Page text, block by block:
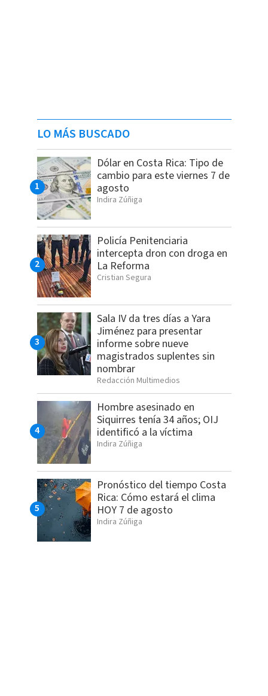
LO MÁS BUSCADO
Dólar en Costa Rica: Tipo de
cambio para este viernes 7 de
agosto
Indira Zúñiga
Policía Penitenciaria
intercepta dron con droga en
La Reforma
Cristian Segura
Sala IV da tres días a Yara
Jiménez para presentar
informe sobre nueve
magistrados suplentes sin
nombrar
Redacción Multimedios
Hombre asesinado en
Siquirres tenía 34 años; OIJ
identificó a la víctima
Indira Zúñiga
Pronóstico del tiempo Costa
Rica: Cómo estará el clima
HOY 7 de agosto
Indira Zúñiga